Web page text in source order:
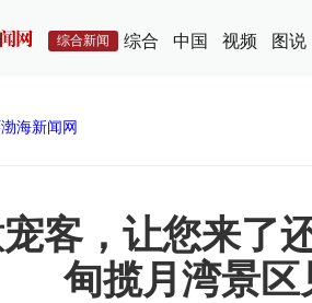
综合新闻 综合 中国 视频 图说
海新闻网
宠客，让您来
甸揽月湾景区